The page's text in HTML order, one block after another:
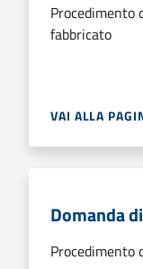
Procedimento
fabbricato
VAI ALLA
Domanda
Procedimento